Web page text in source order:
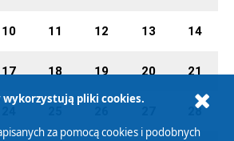
10 11 12 13 14
17 18 19 20 21
28
wykorzystują pliki cookies.
za pomocą cookies i podobnych